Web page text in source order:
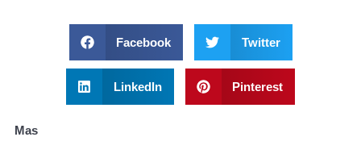
Facebook Twitter
LinkedIn Pinterest
Mas